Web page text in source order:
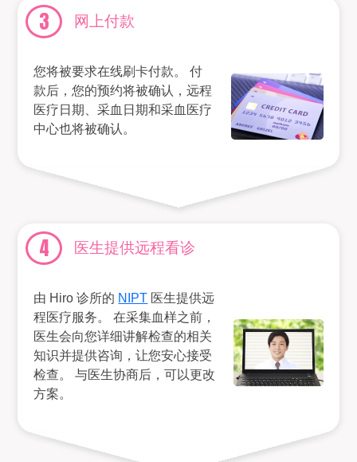
3 网上付款
您将被要求在线刷卡付款。 付
款后，您的预约将被确认，远程
医疗日期、采血日期和采血医疗
中心也将被确认。
4 医生提供远程看诊
由 Hiro 诊所的 NIPT 医生提供远
程医疗服务。 在采集血样之前，
医生会向您详细讲解检查的相关
知识并提供咨询，让您安心接受
检查。 与医生协商后，可以更改
方案。